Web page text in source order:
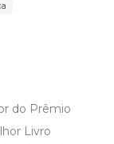
do Prêmio
Livro